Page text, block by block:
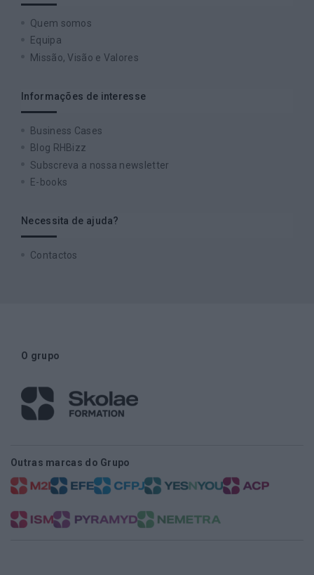
Quem somos
Equipa
Missão, Visão e Valores
Informações de interesse
Business Cases
Blog RHBizz
Subscreva a nossa newsletter
E-books
Necessita de ajuda?
Contactos
O grupo
Outras marcas do Grupo